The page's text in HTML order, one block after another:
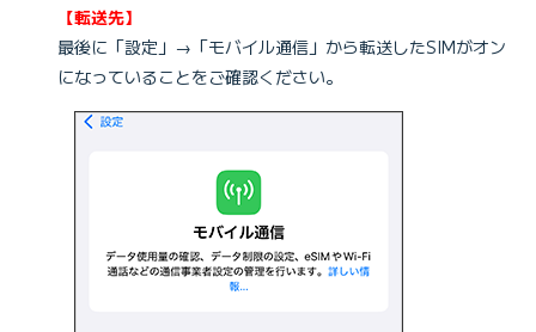
【転送先】
最後に「設定」→「モバイル通信」から転送したSIMがオン
になっていることをご確認ください。